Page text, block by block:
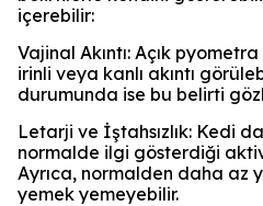
içerebilir:
Vajinal Akıntı: Açık
irinli veya kanlı akıntı
durumunda ise bu belirti
Letarji ve İştahsızlık: Kedi
normalde ilgi gösterdiği
Ayrıca, normalden daha az
yemek yemeyebilir.